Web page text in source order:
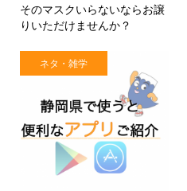
そのマスクいらないならお譲
りいただけませんか？
ネタ・雑学